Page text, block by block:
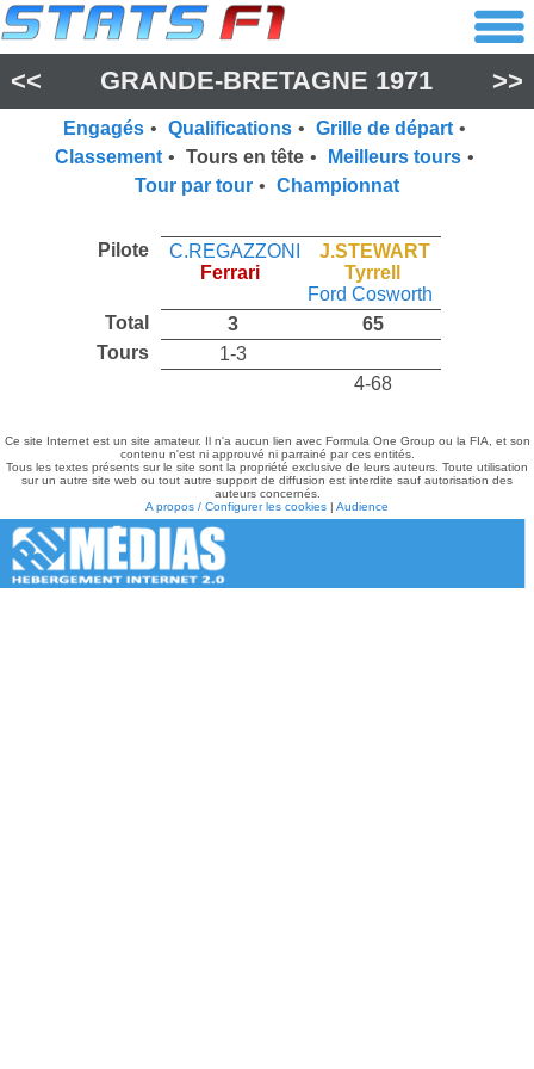
<< GRANDE-BRETAGNE 1971 >>
Engagés • Qualifications • Grille de départ •
Classement • Tours en tête • Meilleurs tours •
Tour par tour • Championnat
Pilote
C.REGAZZONI
Ferrari
J.STEWART
Tyrrell
Ford Cosworth
Total
3
65
Tours
1-3
4-68
Ce site Internet est un site amateur. Il n'a aucun lien avec Formula One Group ou la FIA, et son
contenu n'est ni approuvé ni parrainé par ces entités.
Tous les textes présents sur le site sont la propriété exclusive de leurs auteurs. Toute utilisation
sur un autre site web ou tout autre support de diffusion est interdite sauf autorisation des
auteurs concernés.
A propos / Configurer les cookies | Audience